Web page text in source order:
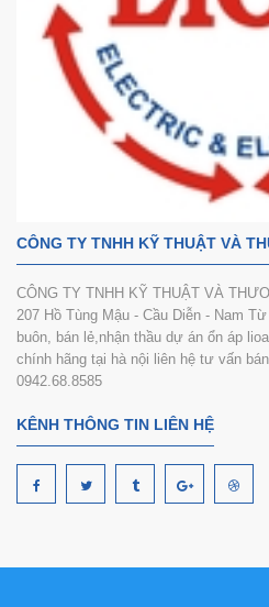
CÔNG TY TNHH KỸ THUẬT VÀ
CÔNG TY TNHH KỸ THUẬT VÀ
207 Hồ Tùng Mậu - Cầu Diễn - Nam
buôn, bán lẻ,nhận thầu dự án ổn áp
chính hãng tại hà nội liên hệ tư vấn
0942.68.8585
KÊNH THÔNG TIN LIÊN HỆ